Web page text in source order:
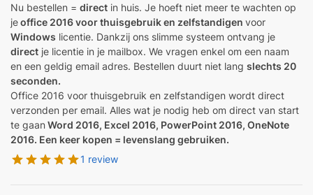
Nu bestellen = direct in huis. Je hoeft niet meer te wachten op
jeoffice 2016 voor thuisgebruik en zelfstandigen voor
Windows licentie. Dankzij ons slimme systeem ontvang je
direct je licentie in je mailbox. We vragen enkel om een naam
en een geldig email adres. Bestellen duurt niet lang slechts 20
seconden.
Office 2016 voor thuisgebruik en zelfstandigen wordt direct
verzonden per email. Alles wat je nodig heb om direct van start
te gaan Word 2016, Excel 2016, PowerPoint 2016, OneNote
2016. Een keer kopen = levenslang gebruiken.
1 review